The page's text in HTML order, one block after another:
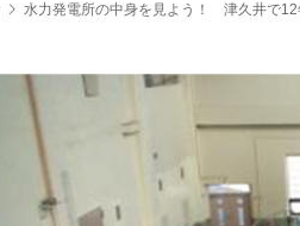
水力発電所の中身を見よう！ 津久井で